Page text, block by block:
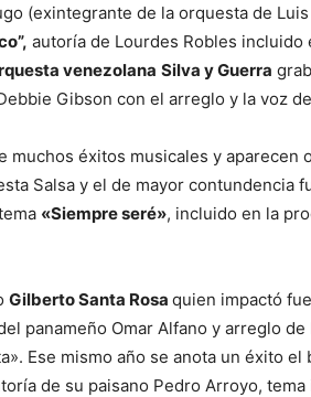
(exintegrante de la orquesta de
autoría de Lourdes Robles incluido
venezolana Silva y Guerra
Gibson con el arreglo y la voz de
muchos éxitos musicales y aparecen
Salsa y el de mayor contundencia
«Siempre seré», incluido en la
Gilberto Santa Rosa quien impactó
panameño Omar Alfano y arreglo
Ese mismo año se anota un éxito el
de su paisano Pedro Arroyo,